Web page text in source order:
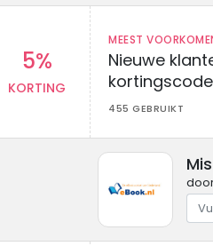
5%
KORTING
MEEST
Nieuwe
kortingscode
455 GEBRUIKT